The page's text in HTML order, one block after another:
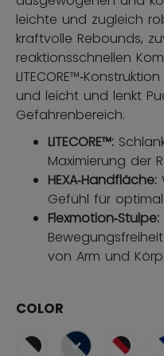
leichte und zugleich
kraftvolle Rebounds,
reaktionsschnellen
und leicht und lenkt
Gefahrenbereich.
LITECORE™:
Maximierung der
HEXA‑Handfläche:
Gefühl für
Flexmotion‑Stulpe:
von Arm und
COLOR